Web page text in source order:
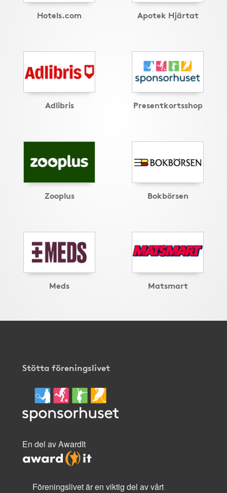
Hotels.com Apotek Hjärtat
Adlibris Presentkortsshop
Zooplus Bokbörsen
Meds Matsmart
Stötta föreningslivet
En del av AwardIt
Föreningslivet är en viktig del av vårt